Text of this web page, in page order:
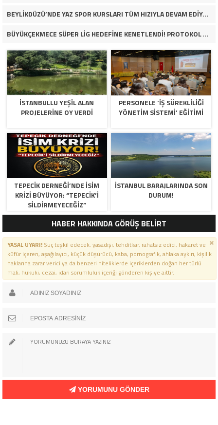
BEYLİKDÜZÜ’NDE YAZ SPOR KURSLARI TÜM HIZIYLA DEVAM EDİYOR
BÜYÜKÇEKMECE SÜPER LİG HEDEFİNE KENETLENDİ! PROTOKOL VE İŞ DÜNYASINDAN BASKETBOL TAKIMINA TAM DESTEK…
İSTANBULLU YEŞİL ALAN
PROJELERİNE OY VERDİ
PERSONELE ‘İŞ SÜREKLİLİĞİ
YÖNETİM SİSTEMİ’ EĞİTİMİ
TEPECİK DERNEĞİ’NDE İSİM
KRİZİ BÜYÜYOR: “TEPECİK’İ
SİLDİRMEYECEĞİZ”
İSTANBUL BARAJLARINDA SON
DURUM!
HABER HAKKINDA GÖRÜŞ BELİRT
YASAL UYARI!Suç teşkil edecek, yasadışı, tehditkar, rahatsız edici, hakaret ve
küfür içeren, aşağılayıcı, küçük düşürücü, kaba, pornografik, ahlaka aykırı, kişilik
haklarına zarar verici ya da benzeri niteliklerde içeriklerden doğan her türlü
mali, hukuki, cezai, idari sorumluluk içeriği gönderen kişiye aittir.
YORUMUNU GÖNDER